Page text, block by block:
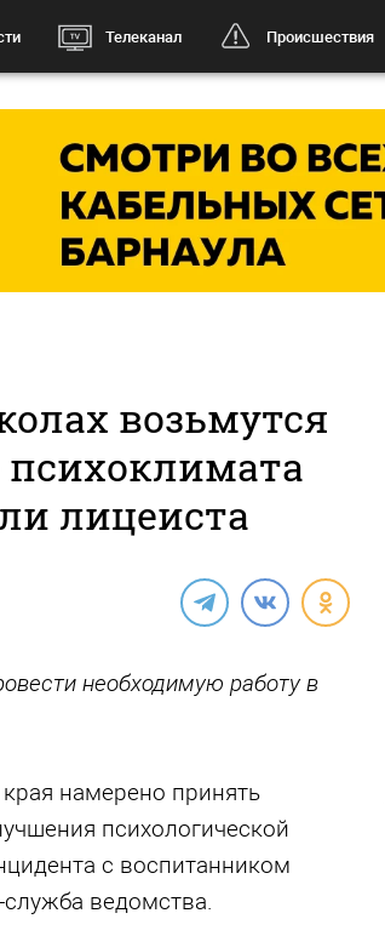
Телеканал Происшествия
возьмутся
лицеиста
необходимую работу в
намерено принять
психологической
с воспитанником
ведомства.